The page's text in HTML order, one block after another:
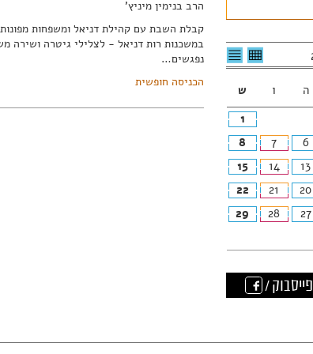
לרשימת
האירועים
לצפיה
בטבלה
ה ו
ש
1
6
7
8
13
14
15
20
21
22
27
28
29
פייסבוק /
הרב בנימין מיניץ'
קבלת השבת עם קהילת דניאל ומשפחות
במשכנות רות דניאל - לצלילי גיטרה ושירה
נפגשים…
הכניסה חופשית